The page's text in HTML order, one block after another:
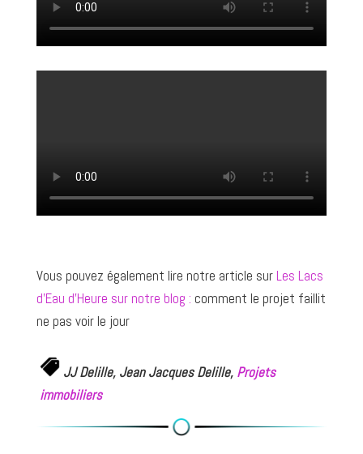
Vous pouvez également lire notre article sur Les Lacs
d’Eau d’Heure sur notre blog : comment le projet faillit
ne pas voir le jour
JJ Delille, Jean Jacques Delille, Projets
immobiliers